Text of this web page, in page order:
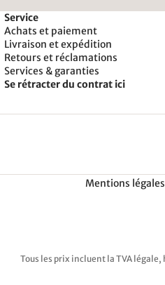
Service
Achats et paiement
Livraison et expédition
Retours et réclamations
Services & garanties
Se rétracter du contrat ici
Mentions légales
Tous les prix incluent la TVA